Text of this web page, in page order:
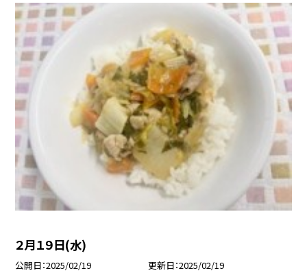
２月１９日(水)
公開日 2025/02/19 更新日 2025/02/19